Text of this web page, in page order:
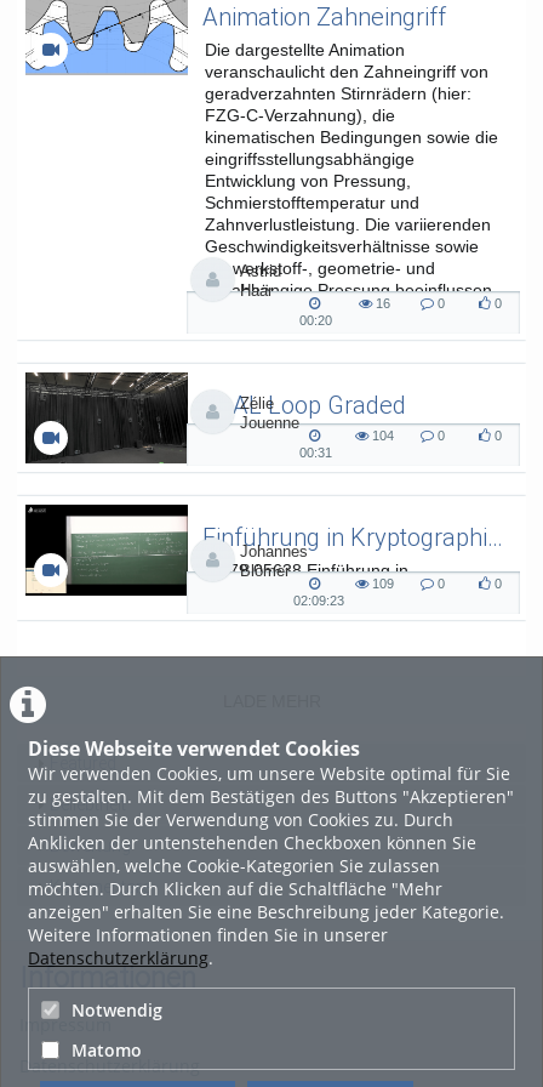
Diese Webseite verwendet Cookies
Wir verwenden Cookies, um unsere Website optimal für Sie
zu gestalten. Mit dem Bestätigen des Buttons "Akzeptieren"
stimmen Sie der Verwendung von Cookies zu. Durch
Anklicken der untenstehenden Checkboxen können Sie
auswählen, welche Cookie-Kategorien Sie zulassen
möchten. Durch Klicken auf die Schaltfläche "Mehr
anzeigen" erhalten Sie eine Beschreibung jeder Kategorie.
Weitere Informationen finden Sie in unserer
Datenschutzerklärung.
Notwendig
Matomo
Animation Zahneingriff
Die dargestellte Animation
veranschaulicht den Zahneingriff von
geradverzahnten Stirnrädern (hier:
FZG-C-Verzahnung), die
kinematischen Bedingungen sowie die
eingriffsstellungsabhängige
Entwicklung von Pressung,
Schmierstofftemperatur und
Zahnverlustleistung. Die variierenden
Geschwindigkeitsverhältnisse sowie
die werkstoff-, geometrie- und
lastabhängige Pressung beeinflussen
Astrid
Haar
00:20
00:20
16
views
0
Kommentare
0
likes
SAAL Loop Graded
SAAL Musikinformatik
Zélie
Jouenne
00:31
00:31
104
views
0
Kommentare
0
likes
Einführung in Kryptographie (in English) 15
L.079.05638 Einführung in
Kryptographie (in English) - SoSe 26
Johannes
Blömer
02:09:23
02:09:23
109
views
0
Kommentare
0
likes
Beliebtheit
Bewertung
Kommentare
Informationen
Impressum
Datenschutzerklärung